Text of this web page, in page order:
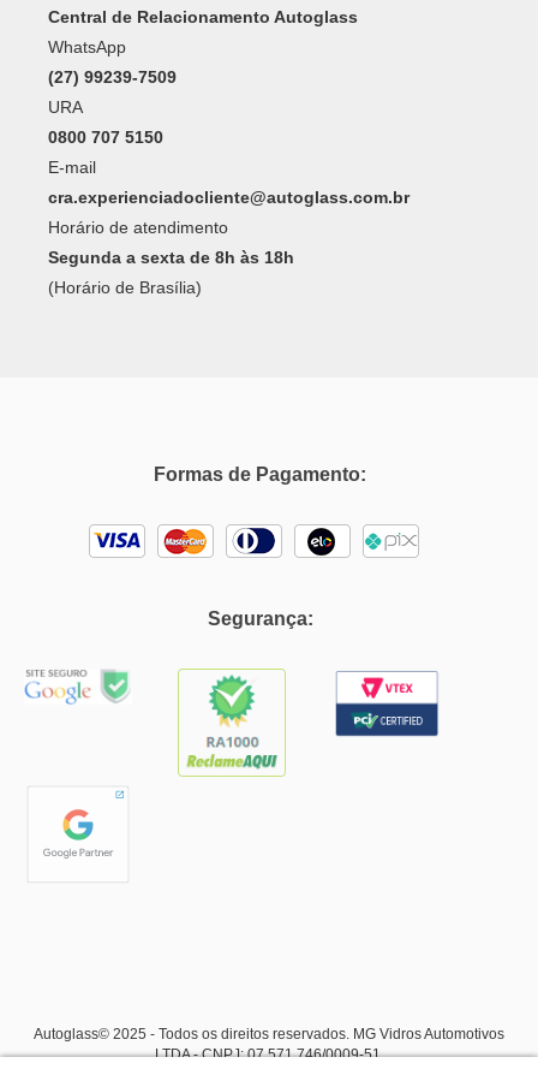
Central de Relacionamento Autoglass
WhatsApp
(27) 99239-7509
URA
0800 707 5150
E-mail
cra.experienciadocliente@autoglass.com.br
Horário de atendimento
Segunda a sexta de 8h às 18h
(Horário de Brasília)
Formas de Pagamento:
Segurança:
Autoglass© 2025 - Todos os direitos reservados. MG Vidros Automotivos
LTDA - CNPJ: 07.571.746/0009-51.